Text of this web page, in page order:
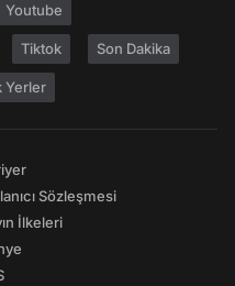
Youtube
Tiktok Son Dakika
Yerler
Sözleşmesi
İlkeleri